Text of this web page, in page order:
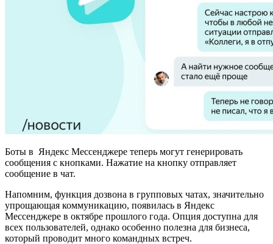
Боты в Яндекс Мессенджере теперь могут генерировать
сообщения с кнопками. Нажатие на кнопку отправляет
сообщение в чат.
Напомним, функция дозвона в групповых чатах, значительно
упрощающая коммуникацию, появилась в Яндекс
Мессенджере в октябре прошлого года. Опция доступна для
всех пользователей, однако особенно полезна для бизнеса,
который проводит много командных встреч.